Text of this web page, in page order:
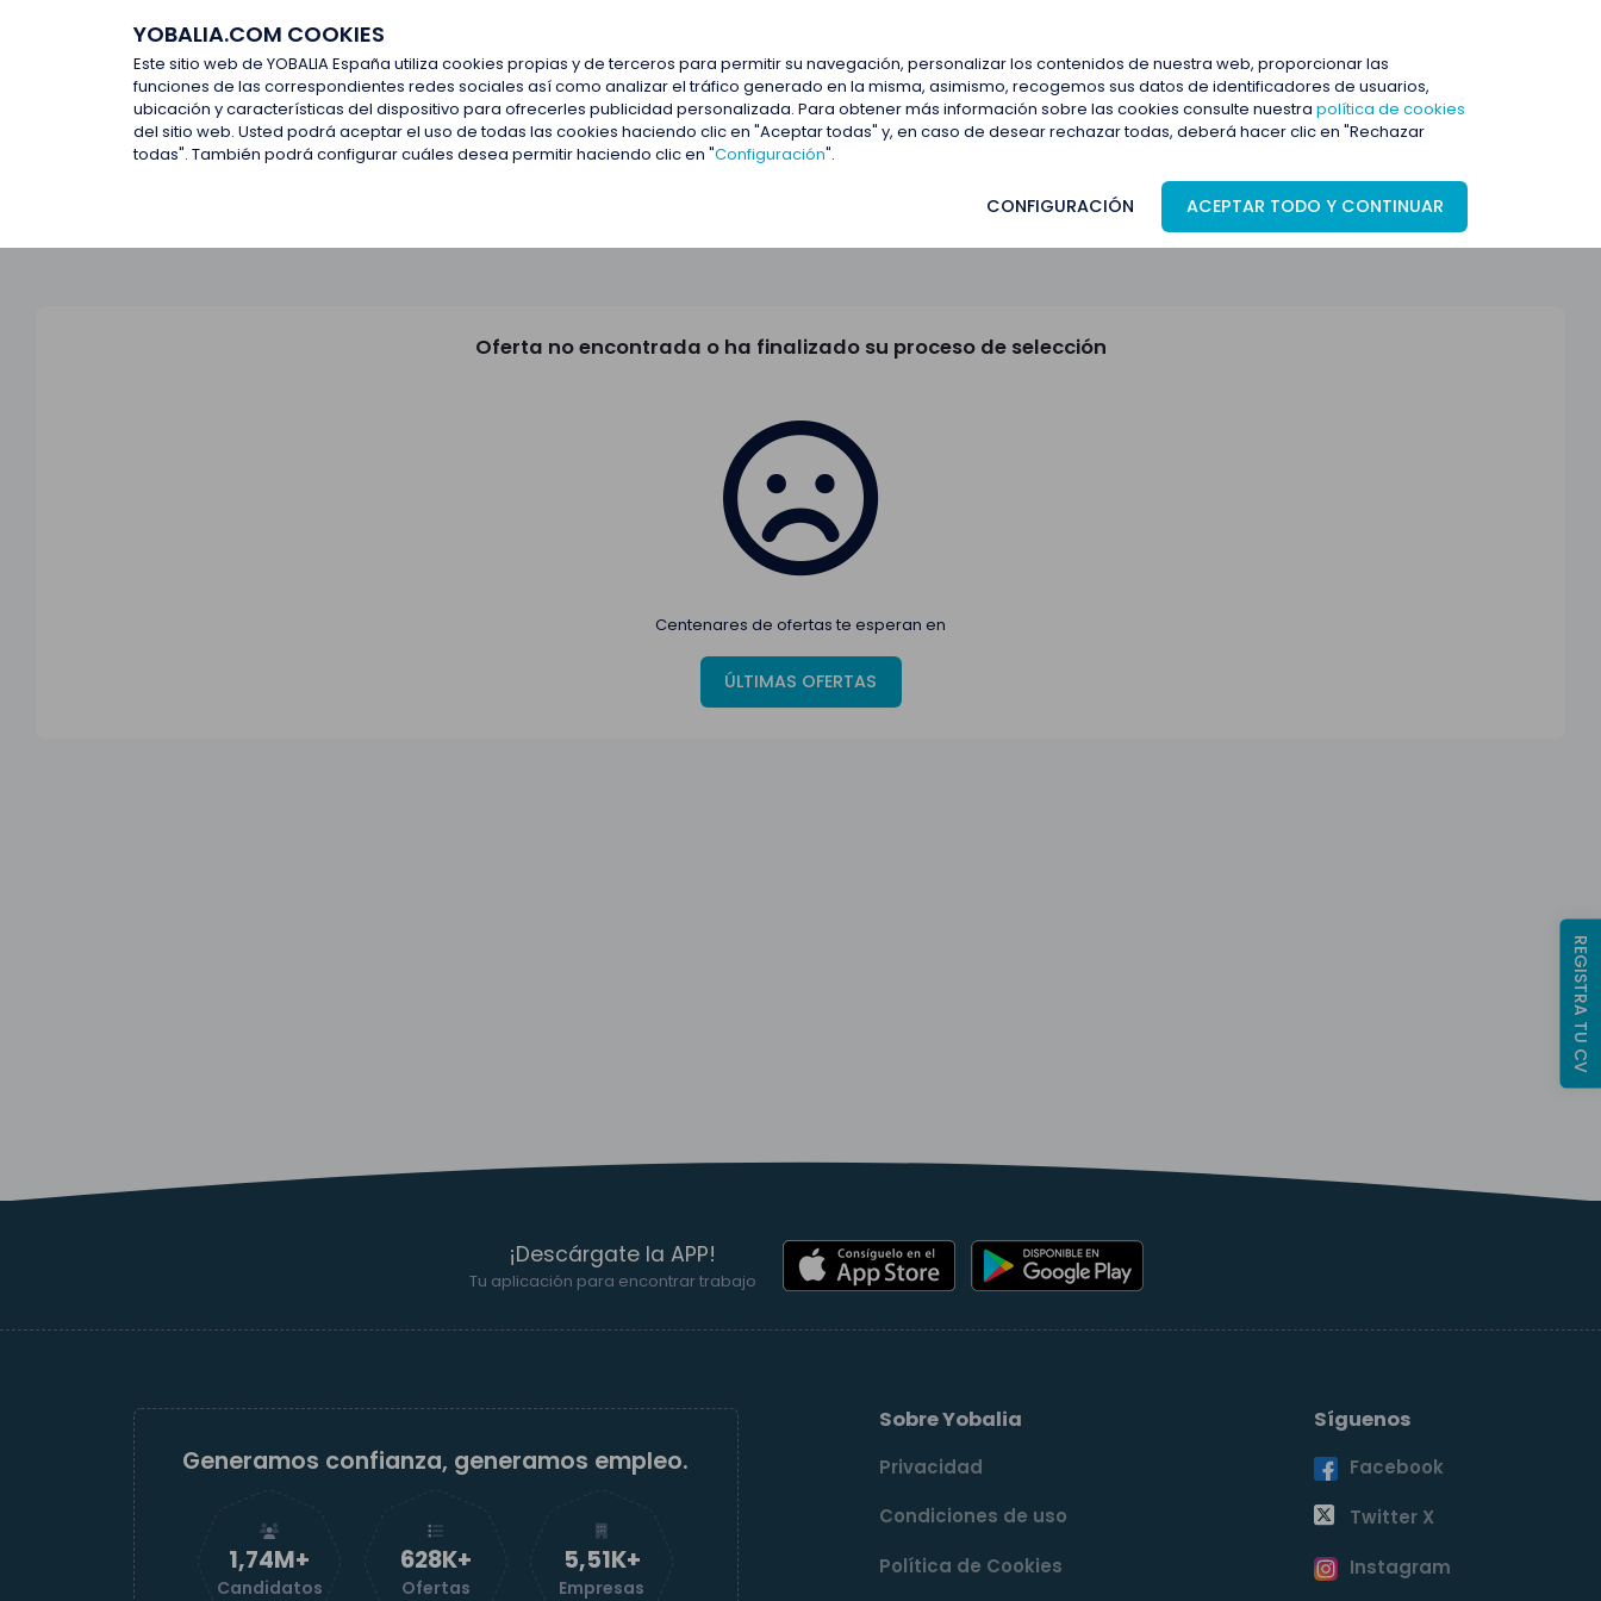
YOBALIA.COM COOKIES
Este sitio web de YOBALIA España utiliza cookies propias y de terceros para permitir su navegación, personalizar los contenidos de nuestra web, proporcionar las
funciones de las correspondientes redes sociales así como analizar el tráfico generado en la misma, asimismo, recogemos sus datos de identificadores de usuarios,
ubicación y características del dispositivo para ofrecerles publicidad personalizada. Para obtener más información sobre las cookies consulte nuestra política de cookies
del sitio web. Usted podrá aceptar el uso de todas las cookies haciendo clic en "Aceptar todas" y, en caso de desear rechazar todas, deberá hacer clic en "Rechazar
todas". También podrá configurar cuáles desea permitir haciendo clic en "Configuración".
CONFIGURACIÓN ACEPTAR TODO Y CONTINUAR
Últimas ofertas
Últimas ofertas
Oferta no encontrada o ha finalizado su proceso de selección
Centenares de ofertas te esperan en
ÚLTIMAS OFERTAS
¡Descárgate la APP!
Tu aplicación para encontrar trabajo
Generamos confianza, generamos empleo.
1,74M+
Candidatos
629K+
Ofertas
5,52K+
Empresas
Sobre Yobalia
Privacidad
Condiciones de uso
Política de Cookies
Síguenos
Facebook
Twitter X
Instagram
REGISTRA TU CV